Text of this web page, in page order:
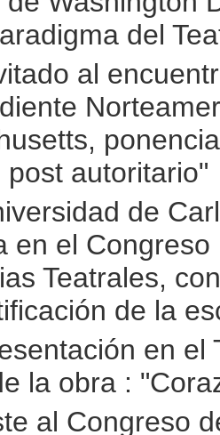
del
al
post autoritario"
de
en el
Teatrales,
de la
en el
la obra :
al Congreso